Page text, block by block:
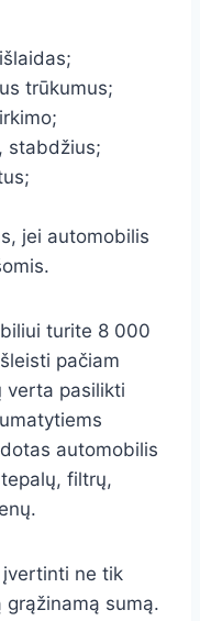
trūkumus;
stabdžius;
jei automobilis
turite 8 000
pačiam
verta pasilikti
automobilis
filtrų,
ne tik
sumą.